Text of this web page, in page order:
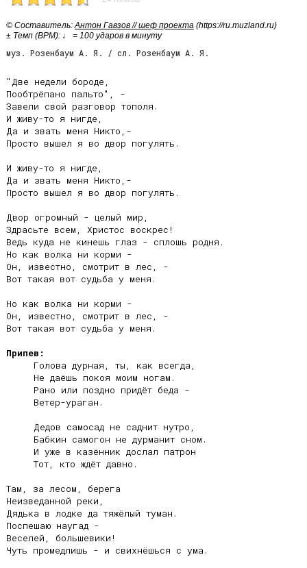
© Cоставитель:Антон Гавзов // шеф проекта (https://ru.muzland.ru)
± Темп (BPM): ♩ = 100 ударов в минуту
муз. Розенбаум А. Я. / сл. Розенбаум А. Я.
"Две недели бороде,
Пообтрёпано пальто", -
Завели свой разговор тополя.
И живу-то я нигде,
Да и звать меня Никто,-
Просто вышел я во двор погулять.
И живу-то я нигде,
Да и звать меня Никто,-
Просто вышел я во двор погулять.
Двор огромный - целый мир,
Здрасьте всем, Христос воскрес!
Ведь куда не кинешь глаз - сплошь родня.
Но как волка ни корми -
Он, известно, смотрит в лес, -
Вот такая вот судьба у меня.
Но как волка ни корми -
Он, известно, смотрит в лес, -
Вот такая вот судьба у меня.
Припев:
Там, за лесом, берега
Неизведанной реки,
Дядька в лодке да тяжёлый туман.
Поспешаю наугад -
Веселей, большевики!
Чуть промедлишь - и свихнёшься с ума.